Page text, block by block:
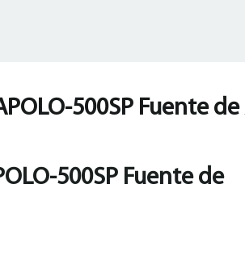
500SP Fuente
500SP Fuente de